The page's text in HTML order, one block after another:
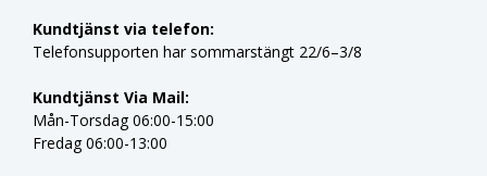
Kundtjänst via telefon:
Telefonsupporten har sommarstängt 22/6–3/8
Kundtjänst Via Mail:
Mån-Torsdag 06:00-15:00
Fredag 06:00-13:00